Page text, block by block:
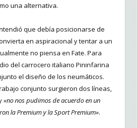
una alternativa.
que debía posicionarse de
en aspiracional y tentar a un
no piensa en Fate. Para
del carrocero italiano Pininfarina
el diseño de los neumáticos.
conjunto surgieron dos líneas,
«no nos pudimos de acuerdo en un
la Premium y la Sport Premium».